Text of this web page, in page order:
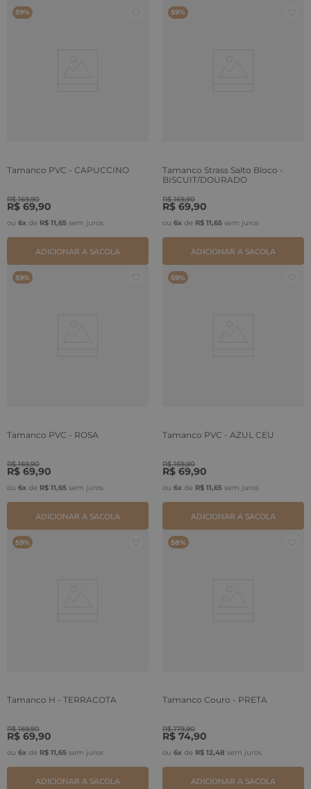
59%
Tamanco PVC - CAPUCCINO
R$ 169,90
R$ 69,90
ou 6x de R$ 11,65 sem juros
ADICIONAR A SACOLA
59%
Tamanco Strass Salto Bloco -
BISCUIT/DOURADO
R$ 169,90
R$ 69,90
ou 6x de R$ 11,65 sem juros
ADICIONAR A SACOLA
59%
Tamanco PVC - ROSA
R$ 169,90
R$ 69,90
ou 6x de R$ 11,65 sem juros
ADICIONAR A SACOLA
59%
Tamanco PVC - AZUL CEU
R$ 169,90
R$ 69,90
ou 6x de R$ 11,65 sem juros
ADICIONAR A SACOLA
59%
Tamanco H - TERRACOTA
R$ 169,90
R$ 69,90
ou 6x de R$ 11,65 sem juros
ADICIONAR A SACOLA
58%
Tamanco Couro - PRETA
R$ 179,90
R$ 74,90
ou 6x de R$ 12,48 sem juros
ADICIONAR A SACOLA